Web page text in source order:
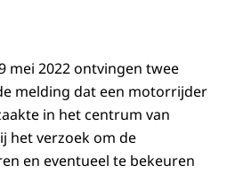
mei 2022 ontvingen twee
melding dat een motorrijder
in het centrum van
het verzoek om de
en eventueel te bekeuren